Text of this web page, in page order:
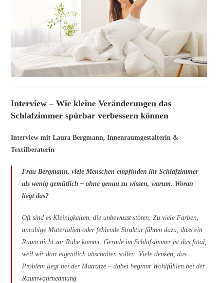
Interview – Wie kleine Veränderungen das
Schlafzimmer spürbar verbessern können
Interview mit Laura Bergmann, Innenraumgestalterin &
Textilberaterin
Frau Bergmann, viele Menschen empfinden ihr Schlafzimmer
als wenig gemütlich – ohne genau zu wissen, warum. Woran
liegt das?
Oft sind es Kleinigkeiten, die unbewusst stören. Zu viele Farben,
unruhige Materialien oder fehlende Struktur führen dazu, dass ein
Raum nicht zur Ruhe kommt. Gerade im Schlafzimmer ist das fatal,
weil wir dort eigentlich abschalten sollen. Viele denken, das
Problem liegt bei der Matratze – dabei beginnt Wohlfühlen bei der
Raumwahrnehmung.